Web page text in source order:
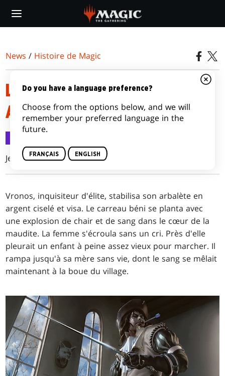
main
News / Histoire de Magic
LE CHASSEUR NE POUVAIT
AVOIR AUCUNE PITIÉ
Jennifer Clarke Wilkes
Vronos, inquisiteur d'élite, stabilisa son arbalète en
argent ciselé et visa. Le carreau béni se planta avec
une explosion de chair et de sang dans le cœur de la
maudite. La femme s'écroula sans un cri. Près d'elle
pleurait un enfant à peine assez vieux pour marcher. Il
rampa jusqu'à sa mère sans vie, dont le sang se mêlait
maintenant à la boue du village.
Do you have a language preference?
Choose from the options below, and we will
remember your preferred language in the
future.
FRANÇAIS ENGLISH